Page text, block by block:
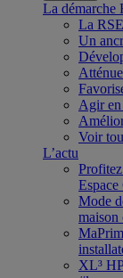
La démarche
La
Un
Agir en
Voir
L’actu
Mode
maison
XL³